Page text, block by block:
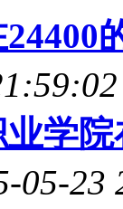
学
05-23